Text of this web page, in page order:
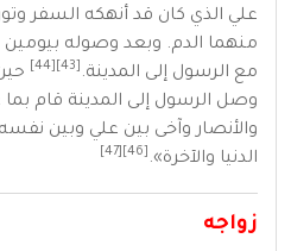
علي الذي كان قد أنهكه السفر
منهما الدم. وبعد وصوله بيومين
مع الرسول إلى المدينة.
وصل الرسول إلى المدينة قام
والأنصار وآخى بين علي وبين
الدنيا والآخرة»
.
[47]
زواجه